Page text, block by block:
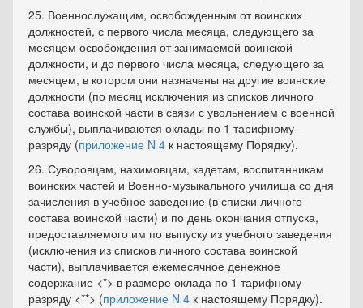
25. Военнослужащим, освобожденным от воинских
должностей, с первого числа месяца, следующего за
месяцем освобождения от занимаемой воинской
должности, и до первого числа месяца, следующего за
месяцем, в котором они назначены на другие воинские
должности (по месяц исключения из списков личного
состава воинской части в связи с увольнением с военной
службы), выплачиваются оклады по 1 тарифному
разряду (приложение N 4 к настоящему Порядку).
26. Суворовцам, нахимовцам, кадетам, воспитанникам
воинских частей и Военно-музыкального училища со дня
зачисления в учебное заведение (в списки личного
состава воинской части) и по день окончания отпуска,
предоставляемого им по выпуску из учебного заведения
(исключения из списков личного состава воинской
части), выплачивается ежемесячное денежное
содержание <*> в размере оклада по 1 тарифному
разряду <**> (приложение N 4 к настоящему Порядку).